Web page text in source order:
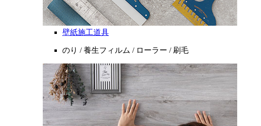
壁紙施工道具
のり / 養生フィルム / ローラー / 刷毛